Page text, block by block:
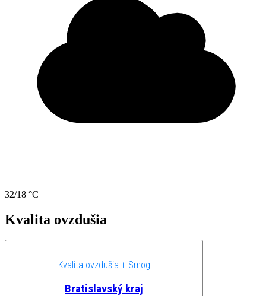
32/18 °C
Kvalita ovzdušia
Kvalita ovzdušia + Smog
Bratislavský kraj